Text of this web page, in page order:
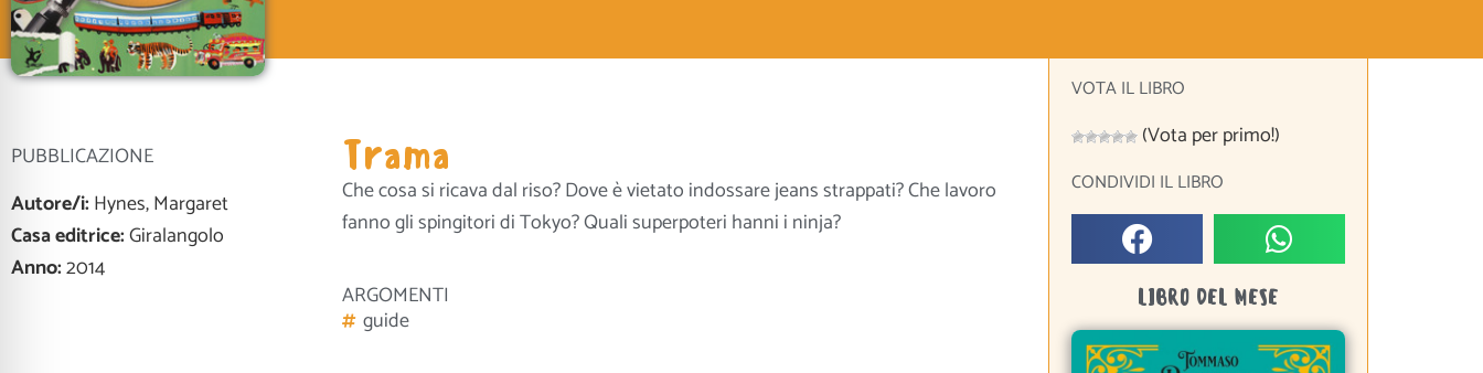
PUBBLICAZIONE
Autore/i:Hynes, Margaret
Casa editrice:Giralangolo
Anno:2014
Trama
Che cosa si ricava dal riso? Dove è vietato indossare jeans strappati? Che lavoro
fanno gli spingitori di Tokyo? Quali superpoteri hanni i ninja?
ARGOMENTI
guide
VOTA IL LIBRO
(Vota per primo!)
CONDIVIDI IL LIBRO
LIBRO DEL MESE